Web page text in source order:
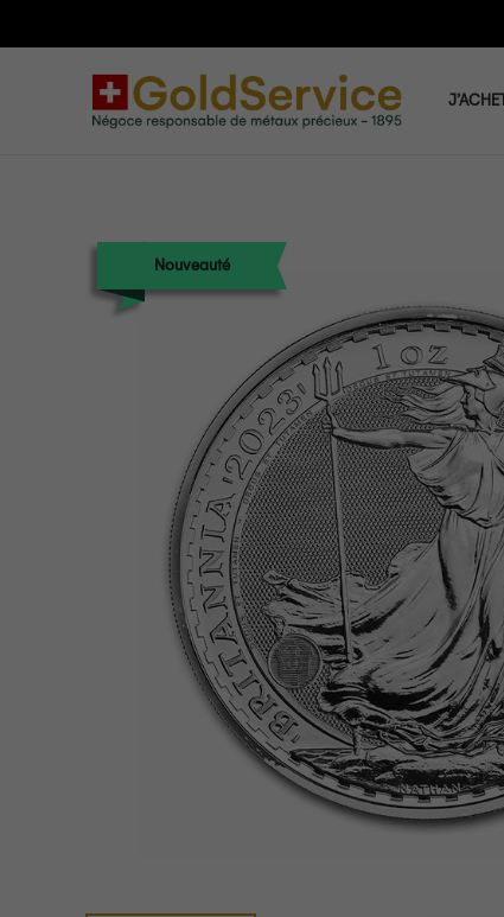
Nouveauté